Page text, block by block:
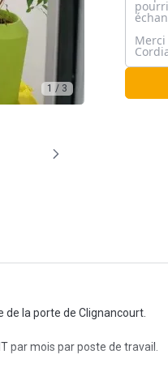
1 / 3
la porte de Clignancourt.
par mois par poste de travail.